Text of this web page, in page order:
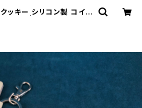
ッキー シリコン製 コイン